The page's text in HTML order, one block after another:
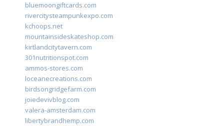
bluemoongiftcards.com
rivercitysteampunkexpo.com
kchoops.net
mountainsideskateshop.com
kirtlandcitytavern.com
301nutritionspot.com
ammos-stores.com
loceanecreations.com
birdsongridgefarm.com
joiedevivblog.com
valera-amsterdam.com
libertybrandhemp.com